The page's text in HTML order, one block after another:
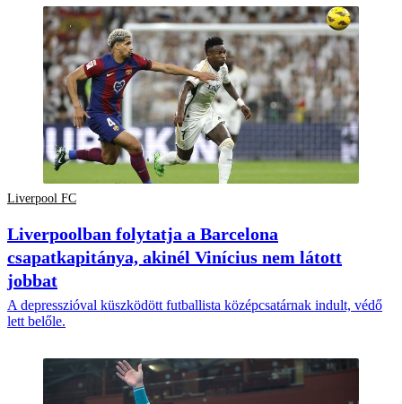
Liverpool FC
Liverpoolban folytatja a Barcelona
csapatkapitánya, akinél Vinícius nem látott
jobbat
A depresszióval küszködött futballista középcsatárnak indult, védő
lett belőle.